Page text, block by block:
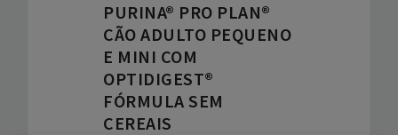
PURINA® PRO PLAN®
CÃO ADULTO PEQUENO
E MINI COM
OPTIDIGEST®
FÓRMULA SEM
CEREAIS